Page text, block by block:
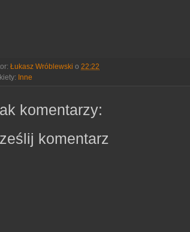
Łukasz Wróblewski o 22:22
Inne
komentarzy:
komentarz